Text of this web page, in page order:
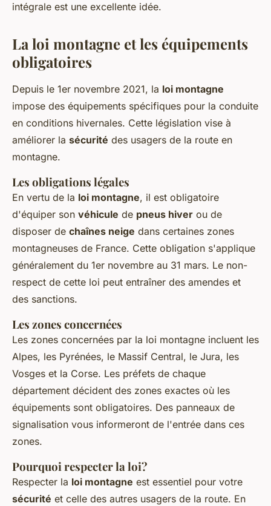
intégrale est une excellente idée.
La loi montagne et les équipements
obligatoires
Depuis le 1er novembre 2021, la loi montagne
impose des équipements spécifiques pour la conduite
en conditions hivernales. Cette législation vise à
améliorer la sécurité des usagers de la route en
montagne.
Les obligations légales
En vertu de la loi montagne, il est obligatoire
d'équiper son véhicule de pneus hiver ou de
disposer de chaînes neige dans certaines zones
montagneuses de France. Cette obligation s'applique
généralement du 1er novembre au 31 mars. Le non-
respect de cette loi peut entraîner des amendes et
des sanctions.
Les zones concernées
Les zones concernées par la loi montagne incluent les
Alpes, les Pyrénées, le Massif Central, le Jura, les
Vosges et la Corse. Les préfets de chaque
département décident des zones exactes où les
équipements sont obligatoires. Des panneaux de
signalisation vous informeront de l'entrée dans ces
zones.
Pourquoi respecter la loi?
Respecter la loi montagne est essentiel pour votre
sécurité et celle des autres usagers de la route. En